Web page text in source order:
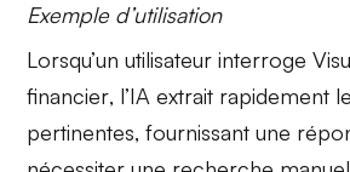
Exemple d’utilisation
Lorsqu’un utilisateur interroge
financier, l’IA extrait rapidement
pertinentes, fournissant une